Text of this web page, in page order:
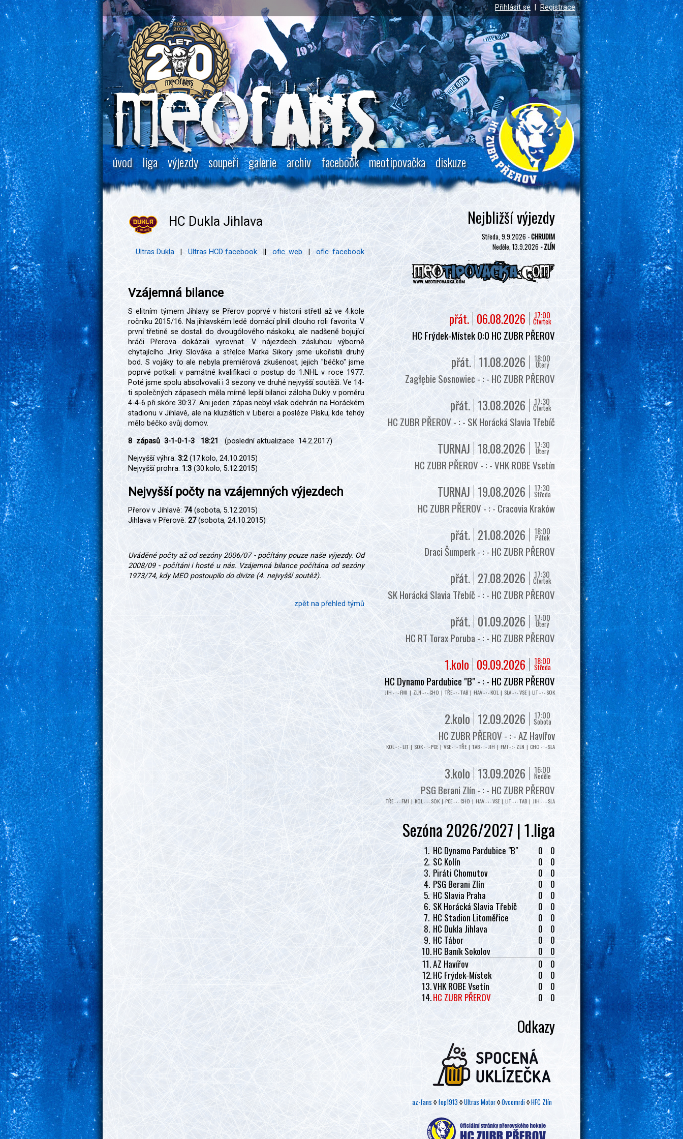
Přihlásit se Registrace
úvod liga výjezdy soupeři galerie archiv facebook meotipovačka diskuze
HC Dukla Jihlava
Ultras Dukla Ultras HCD facebook ofic. web | ofic. facebook
Vzájemná bilance
S elitním týmem Jihlavy se Přerov poprvé v historii střetl až ve 4.kole
ročníku 2015/16. Na jihlavském ledě domácí plnili dlouho roli favorita. V
první třetině se dostali do dvougólového náskoku, ale nadšeně bojující
hráči Přerova dokázali vyrovnat. V nájezdech zásluhou výborně
chytajícího Jirky Slováka a střelce Marka Sikory jsme ukořistili druhý
bod. S vojáky to ale nebyla premiérová zkušenost, jejich "béčko" jsme
poprvé potkali v památné kvalifikaci o postup do 1.NHL v roce 1977.
Poté jsme spolu absolvovali i 3 sezony ve druhé nejvyšší soutěži. Ve 14-
ti společných zápasech měla mírně lepší bilanci záloha Dukly v poměru
4-4-6 při skóre 30:37. Ani jeden zápas nebyl však odehrán na Horáckém
stadionu v Jihlavě, ale na kluzištích v Liberci a posléze Písku, kde tehdy
mělo béčko svůj domov.
8 zápasů 3-1-0-1-3 18:21 (poslední aktualizace 14.2.2017)
Nejvyšší výhra: 3:2(17.kolo, 24.10.2015)
Nejvyšší prohra: 1:3 (30.kolo, 5.12.2015)
Nejvyšší počty na vzájemných výjezdech
Přerov v Jihlavě: 74(sobota, 5.12.2015)
Jihlava v Přerově: 27(sobota, 24.10.2015)
Uváděné počty až od sezóny 2006/07 - počítány pouze naše výjezdy. Od
2008/09 - počítáni i hosté u nás. Vzájemná bilance počítána od sezóny
1973/74, kdy MEO postoupilo do divize (4. nejvyšší soutěž).
zpět na přehled týmů
Nejbližší výjezdy
Středa, 9.9.2026 -CHRUDIM
Neděle, 13.9.2026 - ZLÍN
17:00
Čtvrtek
06.08.2026
přát.
HC Frýdek-Místek 0:0 HC ZUBR PŘEROV
18:00
Úterý
11.08.2026
přát.
Zagłębie Sosnowiec - : - HC ZUBR PŘEROV
17:30
Čtvrtek
13.08.2026
přát.
HC ZUBR PŘEROV - : - SK Horácká Slavia Třebíč
17:30
Úterý
18.08.2026
TURNAJ
HC ZUBR PŘEROV - : - VHK ROBE Vsetín
17:30
Středa
19.08.2026
TURNAJ
HC ZUBR PŘEROV - : - Cracovia Kraków
18:00
Pátek
21.08.2026
přát.
Draci Šumperk - : - HC ZUBR PŘEROV
17:30
Čtvrtek
27.08.2026
přát.
SK Horácká Slavia Třebíč - : - HC ZUBR PŘEROV
17:00
Úterý
01.09.2026
přát.
HC RT Torax Poruba - : - HC ZUBR PŘEROV
18:00
Středa
09.09.2026
1.kolo
HC Dynamo Pardubice "B" - : - HC ZUBR PŘEROV
JIH - : - FMI | ZLN - : - CHO | TŘE - : - TAB | HAV - : - KOL | SLA - : - VSE | LIT - : - SOK
17:00
Sobota
12.09.2026
2.kolo
HC ZUBR PŘEROV - : - AZ Havířov
KOL - : - LIT | SOK - : - PCE | VSE - : - TŘE | TAB - : - JIH | FMI - : - ZLN | CHO - : - SLA
16:00
Neděle
13.09.2026
3.kolo
PSG Berani Zlín - : - HC ZUBR PŘEROV
TŘE - : - FMI | KOL - : - SOK | PCE - : - CHO | HAV - : - VSE | LIT - : - TAB | JIH - : - SLA
Sezóna 2026/2027 | 1.liga
1. HC Dynamo Pardubice "B" 0
0
2. SC Kolín 0
0
3. Piráti Chomutov 0
0
4. PSG Berani Zlín 0
0
5. HC Slavia Praha 0
0
6. SK Horácká Slavia Třebíč 0
0
7. HC Stadion Litoměřice 0
0
8. HC Dukla Jihlava 0
0
9. HC Tábor 0
0
10.HC Baník Sokolov 0
0
11.AZ Havířov 0
0
12.HC Frýdek-Místek 0
0
13.VHK ROBE Vsetín 0
0
14.HC ZUBR PŘEROV 0 0
Odkazy
az-fans ◊fop1913 ◊Ultras Motor◊Ovcomrdi◊HFC Zlín